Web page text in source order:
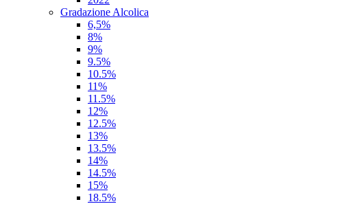
Gradazione Alcolica
6,5%
8%
9%
9.5%
10.5%
11%
11.5%
12%
12.5%
13%
13.5%
14%
14.5%
15%
18.5%